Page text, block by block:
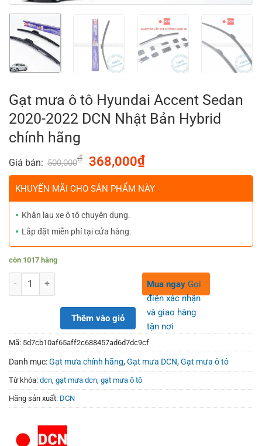
Gạt mưa ô tô Hyundai Accent Sedan
2020-2022 DCN Nhật Bản Hybrid
chính hãng
Giá bán: 500,000₫
Original
price
was:
500,000₫.
368,000₫Current
price
is:
368,000₫.
KHUYẾN MÃI CHO SẢN PHẨM NÀY
Khăn lau xe ô tô chuyên dụng.
Lắp đặt miễn phí tại cửa hàng.
còn 1017 hàng
Số lượng
Thêm vào giỏ
Mua ngay Gọi
điện xác nhận
và giao hàng
tận nơi
Mã: 5d7cb10af65aff2c688457ad6d7dc9cf
Danh mục:Gạt mưa chính hãng,Gạt mưa DCN,Gạt mưa ô tô
Từ khóa: dcn gạt mưa dcn gạt mưa ô tô
Hãng sản xuất: DCN